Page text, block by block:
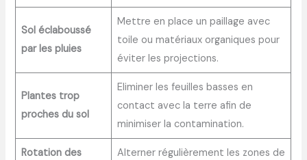
Sol éclaboussé
par les pluies
Mettre en place un paillage avec
toile ou matériaux organiques pour
éviter les projections.
Plantes trop
proches du sol
Eliminer les feuilles basses en
contact avec la terre afin de
minimiser la contamination.
Rotation des
Alterner régulièrement les zones de